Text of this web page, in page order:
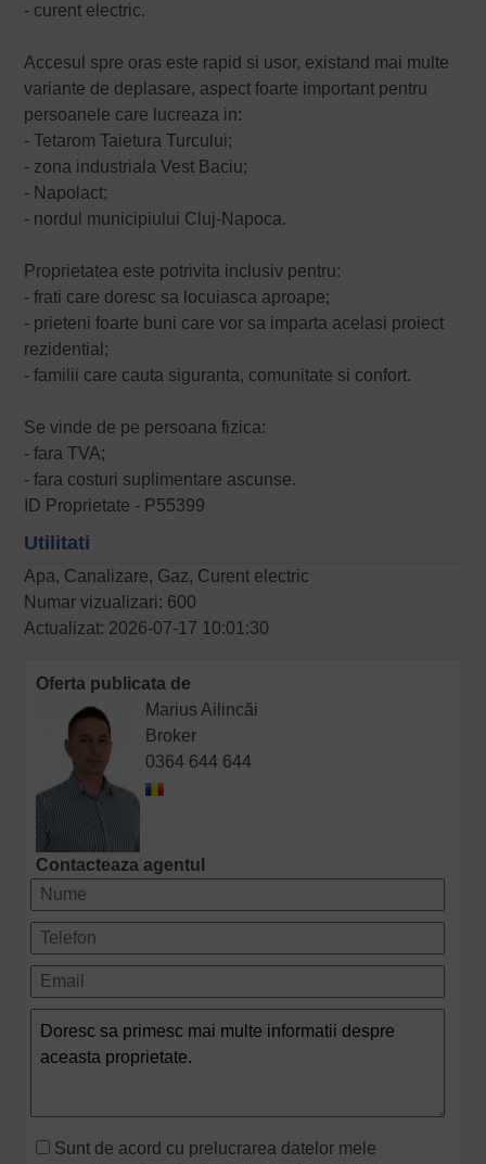
- curent electric.
Accesul spre oras este rapid si usor, existand mai multe
variante de deplasare, aspect foarte important pentru
persoanele care lucreaza in:
- Tetarom Taietura Turcului;
- zona industriala Vest Baciu;
- Napolact;
- nordul municipiului Cluj-Napoca.
Proprietatea este potrivita inclusiv pentru:
- frati care doresc sa locuiasca aproape;
- prieteni foarte buni care vor sa imparta acelasi proiect
rezidential;
- familii care cauta siguranta, comunitate si confort.
Se vinde de pe persoana fizica:
- fara TVA;
- fara costuri suplimentare ascunse.
ID Proprietate - P55399
Utilitati
Apa, Canalizare, Gaz, Curent electric
Numar vizualizari: 600
Actualizat: 2026-07-17 10:01:30
Oferta publicata de
Marius Ailincăi
Broker
0364 644 644
Contacteaza agentul
Sunt de acord cu prelucrarea datelor mele